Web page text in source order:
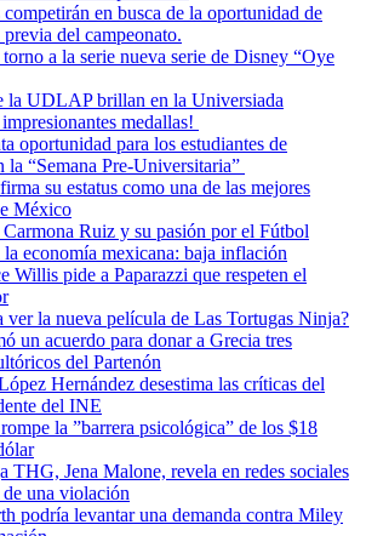
competirán en busca de la oportunidad de
del campeonato.
a la serie nueva serie de Disney “Oye
la UDLAP brillan en la Universiada
medallas!
oportunidad para los estudiantes de
la “Semana Pre-Universitaria”
su estatus como una de las mejores
México
Ruiz y su pasión por el Fútbol
economía mexicana: baja inflación
Willis pide a Paparazzi que respeten el
ver la nueva película de Las Tortugas Ninja?
un acuerdo para donar a Grecia tres
del Partenón
Hernández desestima las críticas del
del INE
la ”barrera psicológica” de los $18
THG, Jena Malone, revela en redes sociales
una violación
podría levantar una demanda contra Miley